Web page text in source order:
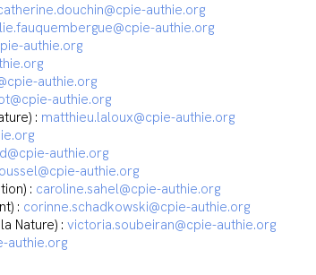
authie.org
authie.org
authie.org
authie.org
authie.org
: matthieu.laloux@cpie-authie.org
authie.org
authie.org
: caroline.sahel@cpie-authie.org
: corinne.schadkowski@cpie-authie.org
Nature) :victoria.soubeiran@cpie-authie.org
authie.org